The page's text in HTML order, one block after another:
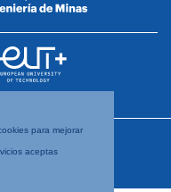
para mejorar
aceptas